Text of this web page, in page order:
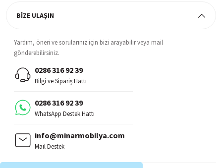
BİZE ULAŞIN
Yardım, öneri ve sorularınız için bizi arayabilir veya mail
gönderebilirsiniz.
0286 316 92 39
Bilgi ve Sipariş Hattı
0286 316 92 39
WhatsApp Destek Hattı
info@minarmobilya.com
Mail Destek